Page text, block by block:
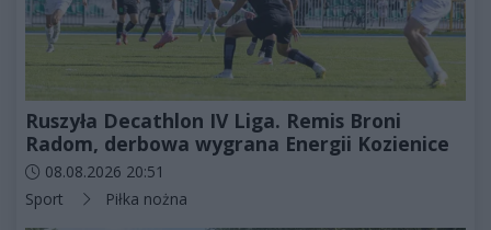
Ruszyła Decathlon IV Liga. Remis Broni
Radom, derbowa wygrana Energii Kozienice
Data dodania artykułu:
08.08.2026 20:51
Kategorie artykułu:
Sport Piłka nożna